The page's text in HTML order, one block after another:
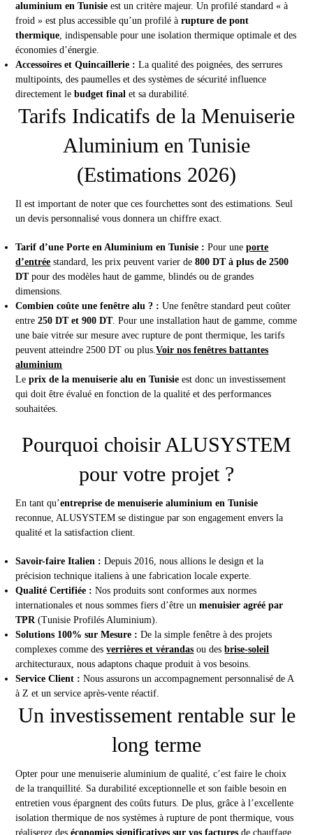
aluminium en Tunisie est un critère majeur. Un profilé standard « à
froid » est plus accessible qu’un profilé àrupture de pont
thermique, indispensable pour une isolation thermique optimale et des
économies d’énergie.
Accessoires et Quincaillerie : La qualité des poignées, des serrures
multipoints, des paumelles et des systèmes de sécurité influence
directement lebudget final et sa durabilité.
Tarifs Indicatifs de la Menuiserie
Aluminium en Tunisie
(Estimations 2026)
Il est important de noter que ces fourchettes sont des estimations. Seul
un devis personnalisé vous donnera un chiffre exact.
Tarif d’une Porte en Aluminium en Tunisie : Pour uneporte
d’entrée standard, les prix peuvent varier de800 DT à plus de 2500
DTpour des modèles haut de gamme, blindés ou de grandes
dimensions.
Combien coûte une fenêtre alu ? : Une fenêtre standard peut coûter
entre250 DT et 900 DT. Pour une installation haut de gamme, comme
une baie vitrée sur mesure avec rupture de pont thermique, les tarifs
peuvent atteindre 2500 DT ou plus.Voir nos fenêtres battantes
aluminium
Leprix de la menuiserie alu en Tunisie est donc un investissement
qui doit être évalué en fonction de la qualité et des performances
souhaitées.
Pourquoi choisir ALUSYSTEM
pour votre projet ?
En tant qu’entreprise de menuiserie aluminium en Tunisie
reconnue, ALUSYSTEM se distingue par son engagement envers la
qualité et la satisfaction client.
Savoir-faire Italien : Depuis 2016, nous allions le design et la
précision technique italiens à une fabrication locale experte.
Qualité Certifiée : Nos produits sont conformes aux normes
internationales et nous sommes fiers d’être unmenuisier agréé par
TPR(Tunisie Profilés Aluminium).
Solutions 100% sur Mesure : De la simple fenêtre à des projets
complexes comme desverrières et vérandas ou desbrise-soleil
architecturaux, nous adaptons chaque produit à vos besoins.
Service Client : Nous assurons un accompagnement personnalisé de A
à Z et un service après-vente réactif.
Un investissement rentable sur le
long terme
Opter pour une menuiserie aluminium de qualité, c’est faire le choix
de la tranquillité. Sa durabilité exceptionnelle et son faible besoin en
entretien vous épargnent des coûts futurs. De plus, grâce à l’excellente
isolation thermique de nos systèmes à rupture de pont thermique, vous
réaliserez deséconomies significatives sur vos factures de chauffage